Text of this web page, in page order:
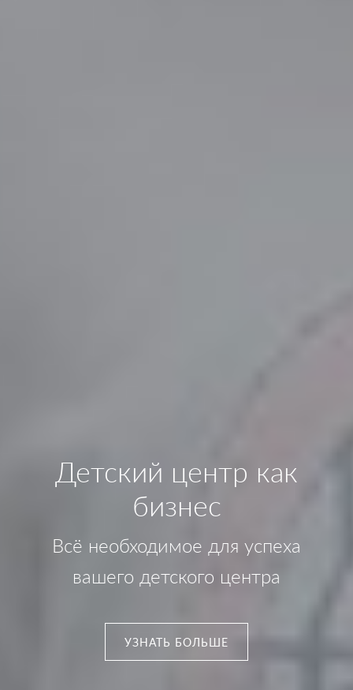
Детский центр как
бизнес
Всё необходимое для успеха
вашего детского центра
УЗНАТЬ БОЛЬШЕ